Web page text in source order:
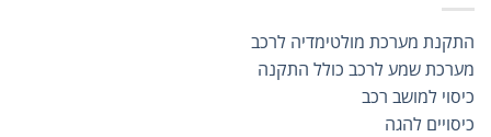
התקנת מערכת מולטימדיה לרכב
מערכת שמע לרכב כולל התקנה
כיסוי למושב רכב
כיסויים להגה